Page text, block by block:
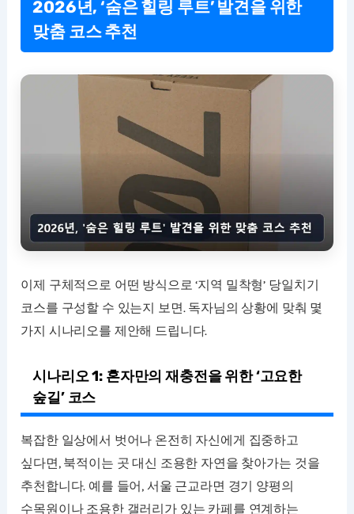
2026년, ‘숨은 힐링 루트’ 발견을 위한
맞춤 코스 추천
이제 구체적으로 어떤 방식으로 ‘지역 밀착형’ 당일치기
코스를 구성할 수 있는지 보면. 독자님의 상황에 맞춰 몇
가지 시나리오를 제안해 드립니다.
시나리오 1: 혼자만의 재충전을 위한 ‘고요한
숲길’ 코스
복잡한 일상에서 벗어나 온전히 자신에게 집중하고
싶다면, 북적이는 곳 대신 조용한 자연을 찾아가는 것을
추천합니다. 예를 들어, 서울 근교라면 경기 양평의
수목원이나 조용한 갤러리가 있는 카페를 연계하는